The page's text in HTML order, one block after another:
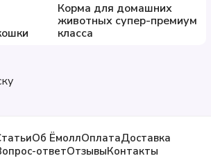
Корма для домашних
животных супер-премиум
класса
Об ЁмоллОплатаДоставка
ответОтзывыКонтакты